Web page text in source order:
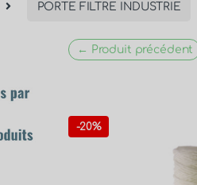
PORTE FILTRE INDUSTRIE
← Produit précédent
-20%